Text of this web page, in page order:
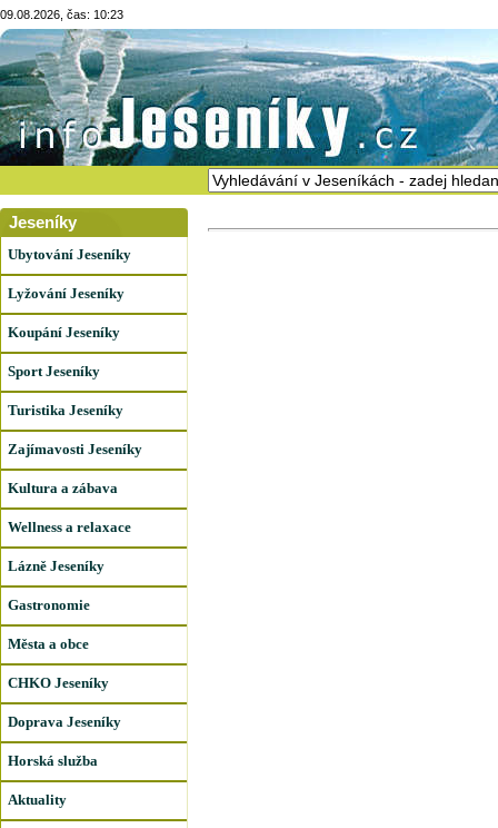
09.08.2026, čas: 10:23
Jeseníky
Ubytování Jeseníky
Lyžování Jeseníky
Koupání Jeseníky
Sport Jeseníky
Turistika Jeseníky
Zajímavosti Jeseníky
Kultura a zábava
Wellness a relaxace
Lázně Jeseníky
Gastronomie
Města a obce
CHKO Jeseníky
Doprava Jeseníky
Horská služba
Aktuality